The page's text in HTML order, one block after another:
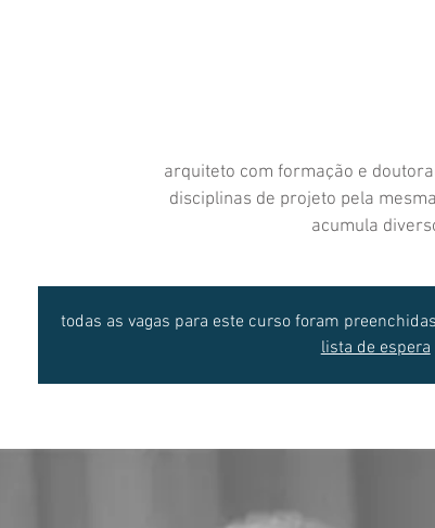
arquiteto com formação e
disciplinas de projeto pela
acumula
todas as vagas para este curso foram
lista de espera